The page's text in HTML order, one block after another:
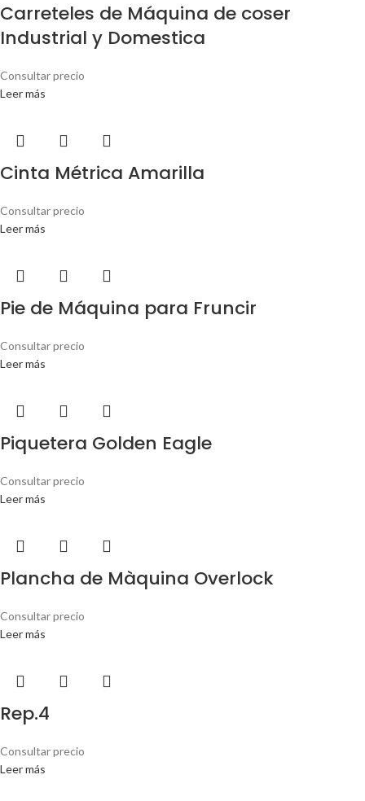
Carreteles de Máquina de coser
Industrial y Domestica
Consultar precio
Leer más
Cinta Métrica Amarilla
Consultar precio
Leer más
Pie de Máquina para Fruncir
Consultar precio
Leer más
Piquetera Golden Eagle
Consultar precio
Leer más
Plancha de Màquina Overlock
Consultar precio
Leer más
Rep.4
Consultar precio
Leer más